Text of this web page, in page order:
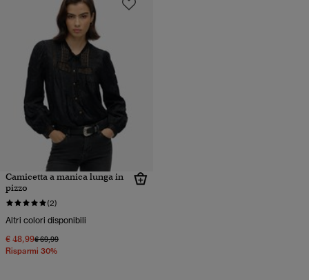
Camicetta a manica lunga in
pizzo
(2)
Altri colori disponibili
€ 48,99Prezzo ridotto da
€ 69,99a
Risparmi 30%